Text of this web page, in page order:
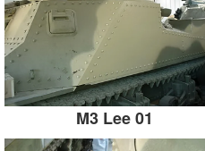
M3 Lee 01